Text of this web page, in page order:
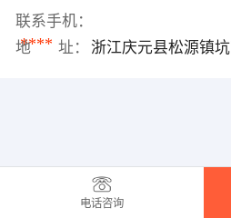
联系手机：
****
地 址： 浙江庆元县松源镇
电话咨询